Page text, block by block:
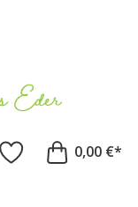
0,00 €*